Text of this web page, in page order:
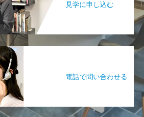
見学に申し込む
電話で問い合わせる